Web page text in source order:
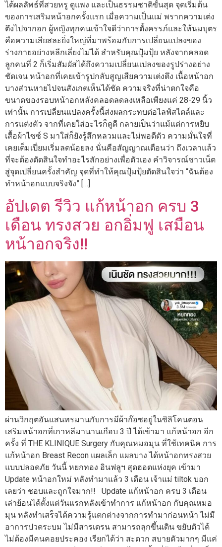
ได้ผลลัพธ์ที่สวยหรู ดูแพง และเป็นธรรมชาติขั้นสุด จุดเริ่มต้น
ของการเสริมหน้าอกครั้งแรก เมื่อความเป็นแม่ พรากความเต่ง
ตึงไปจากอก ผู้หญิงทุกคนเข้าใจดีว่าการตั้งครรภ์และให้นมบุตร
คือความเสียสละยิ่งใหญ่ที่มาพร้อมกับการเปลี่ยนแปลงของ
ร่างกายอย่างหลีกเลี่ยงไม่ได้ สำหรับคุณปุ้มปุ้ย หลังจากคลอด
ลูกคนที่ 2 ก็เริ่มสัมผัสได้ถึงความเปลี่ยนแปลงของรูปร่างอย่าง
ชัดเจน หน้าอกที่เคยเข้ารูปกลับสูญเสียความเต่งตึง เนื้อหน้าอก
บางส่วนหายไปจนสังเกตเห็นได้ชัด ความจริงที่น่าตกใจคือ
ขนาดของรอบหน้าอกหลังคลอดลดลงเหลือเพียงแค่ 28-29 นิ้ว
เท่านั้น การเปลี่ยนแปลงครั้งนี้ส่งผลกระทบต่อไลฟ์สไตล์และ
การแต่งตัว จากที่เคยใส่อะไรก็ดูดี กลายเป็นว่าแม้แต่การหยิบ
เสื้อผ้าไซซ์ S มาใส่ก็ยังรู้สึกหลวมและไม่พอดีตัว ความมั่นใจที่
เคยเต็มเปี่ยมเริ่มลดน้อยลง นั่นคือสัญญาณเตือนว่า ถึงเวลาแล้ว
ที่จะต้องตัดสินใจทำอะไรสักอย่างเพื่อตัวเอง คำวิจารณ์ชาวเน็ต
สู่จุดเปลี่ยนครั้งสำคัญ จุดที่ทำให้คุณปุ้มปุ้ยตัดสินใจว่า “ฉันต้อง
ทำหน้าอกแบบจริงจัง” […]
อัปเดต รีวิว แก้หน้าอก ครบ 3
เดือน ทรงสวย อกอิ่มฟู เสมือน
หน้าอกจริง!!
ผ่านวิกฤตอันแสนทรมานกับการมีผ้าก๊อซอยู่ในซิลิโคนตอน
เสริมหน้าอกที่เกาหลีมานานเกือบ 3 ปี ได้เข้ามา แก้หน้าอก อีก
ครั้ง ที่ THE KLINIQUE Surgery กับคุณหมอมุน ที่ใช้เทคนิค การ
แก้หน้าอก Breast Recon แผลเล็ก แผลบาง ได้หน้าอกทรงสวย
แบบปลอดภัย วันนี้ หยกทอง อินฟลูฯ สุดฮอตแห่งยุค เข้ามา
Update หน้าอกใหม่ หลังทำมาแล้ว 3 เดือน เจ้าแม่ tiltok บอก
เลยว่า ชอบและถูกใจมาก!! Update แก้หน้าอก ครบ 3 เดือน
เล่าย้อนได้ตั้งแต่วันแรกหลังเข้าทำการ แก้หน้าอก กับคุณหมอ
มุน หลังทำเสร็จได้ความรู้แตกต่างจากการทำมาก่อนหน้า ไม่มี
อาการปวดระบม ไม่มีสารเดรน สามารถลุกขึ้นเดิน ขยับตัวได้
ไม่ต้องมีคนคอยประคอง เรียกได้ว่า สะดวก สบายตัวมากๆ มีแค่